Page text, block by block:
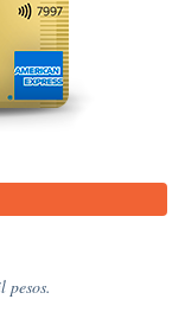
pesos.